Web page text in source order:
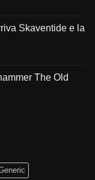
Skaventide e la
The Old